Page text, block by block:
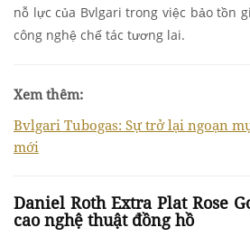
nỗ lực của Bvlgari trong việc bảo tồn
công nghệ chế tác tương lai.
Xem thêm:
Bvlgari Tubogas: Sự trở lại ngoạn
mới
Daniel Roth Extra Plat Rose
cao nghệ thuật đồng hồ